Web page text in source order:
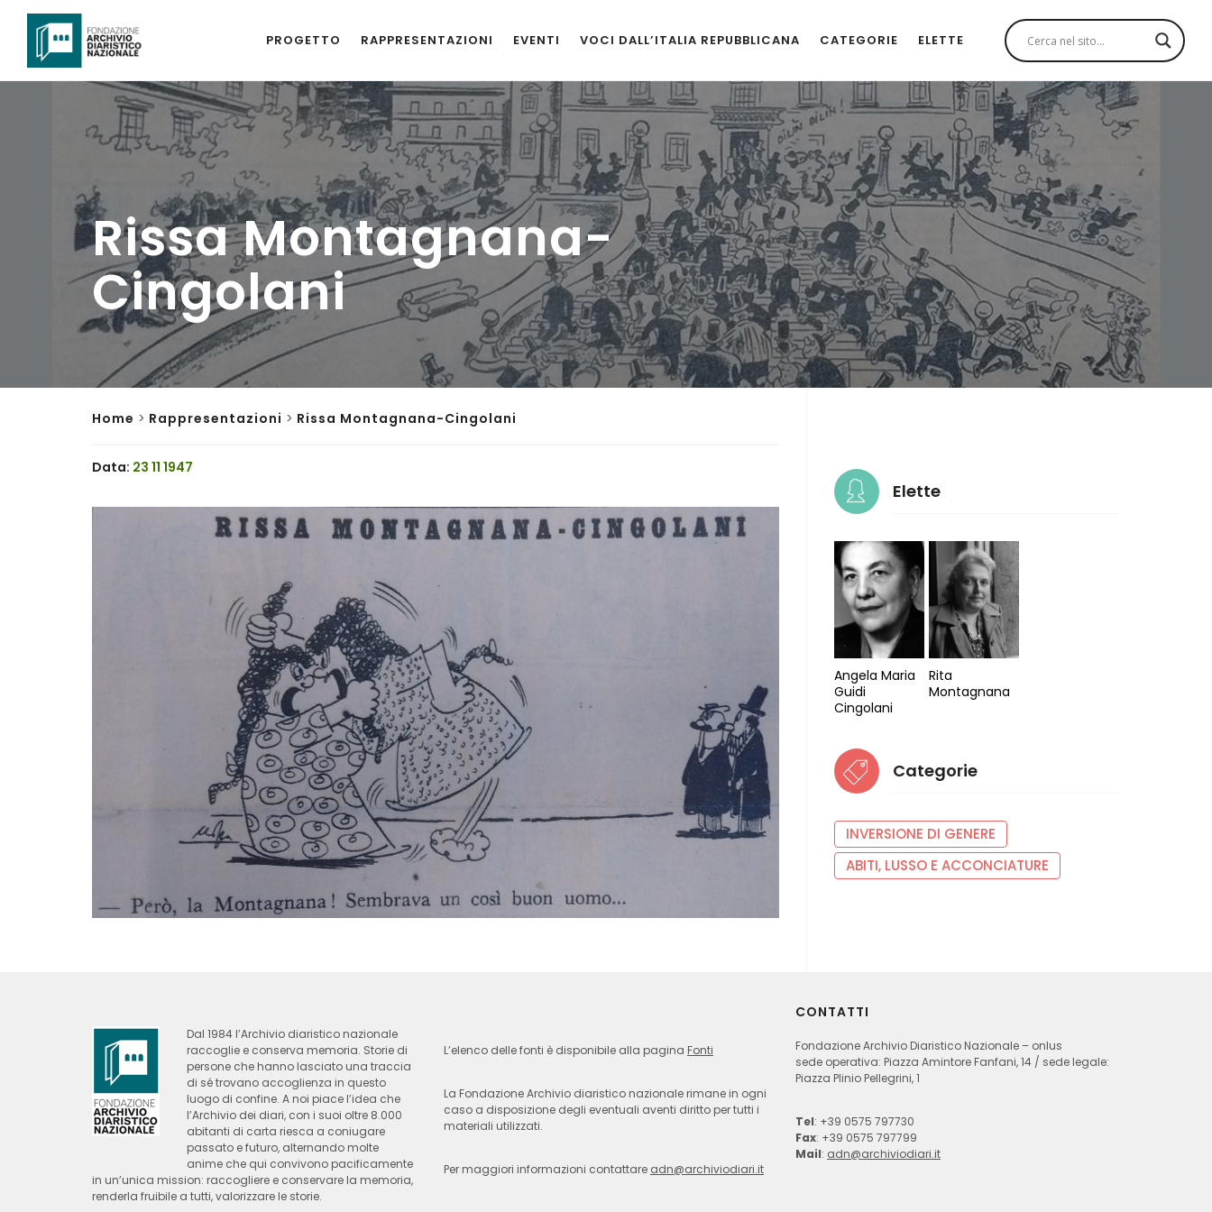
PROGETTO RAPPRESENTAZIONI EVENTI VOCI DALL’ITALIA REPUBBLICANA CATEGORIE ELETTE
Rissa Montagnana-
Cingolani
Home > Rappresentazioni > Rissa Montagnana-Cingolani
Data: 23 11 1947
Elette
Angela Maria
Guidi
Cingolani
Rita
Montagnana
Categorie
INVERSIONE DI GENERE
ABITI, LUSSO E ACCONCIATURE
Dal 1984 l’Archivio diaristico nazionale
raccoglie e conserva memoria. Storie di
persone che hanno lasciato una traccia
di sé trovano accoglienza in questo
luogo di confine. A noi piace l’idea che
l’Archivio dei diari, con i suoi oltre 8.000
abitanti di carta riesca a coniugare
passato e futuro, alternando molte
anime che qui convivono pacificamente
in un’unica mission: raccogliere e conservare la memoria,
renderla fruibile a tutti, valorizzare le storie.
L’elenco delle fonti è disponibile alla pagina Fonti
La Fondazione Archivio diaristico nazionale rimane in ogni
caso a disposizione degli eventuali aventi diritto per tutti i
materiali utilizzati.
Per maggiori informazioni contattare adn@archiviodiari.it
CONTATTI
Fondazione Archivio Diaristico Nazionale – onlus
sede operativa: Piazza Amintore Fanfani, 14 / sede legale:
Piazza Plinio Pellegrini, 1
Tel: +39 0575 797730
Fax: +39 0575 797799
Mail: adn@archiviodiari.it